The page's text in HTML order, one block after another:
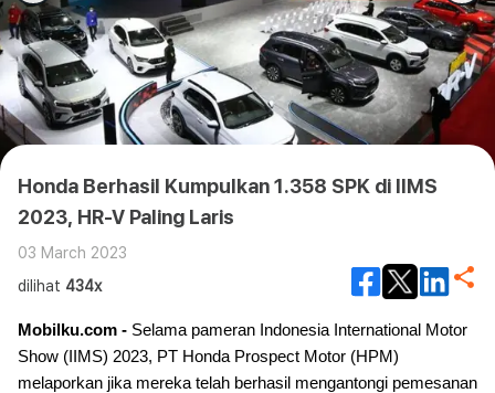
Honda Berhasil Kumpulkan 1.358 SPK di IIMS
2023, HR-V Paling Laris
03 March 2023
dilihat 434x
Mobilku.com - Selama pameran Indonesia International Motor
Show (IIMS) 2023, PT Honda Prospect Motor (HPM)
melaporkan jika mereka telah berhasil mengantongi pemesanan